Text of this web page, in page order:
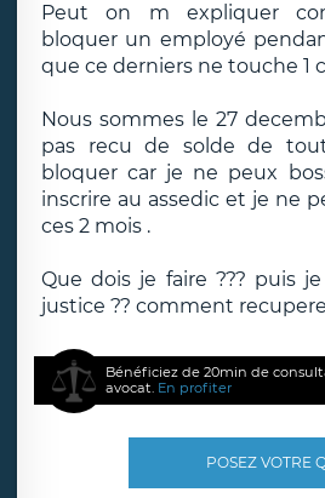
Peut on m expliquer
bloquer un employé
que ce derniers ne touche 1
Nous sommes le 27
pas recu de solde de
bloquer car je ne peux
inscrire au assedic et je ne
ces 2 mois .
Que dois je faire ??? puis
justice ?? comment
Bénéficiez de 20min de
avocat. En profiter
POSEZ VOTRE